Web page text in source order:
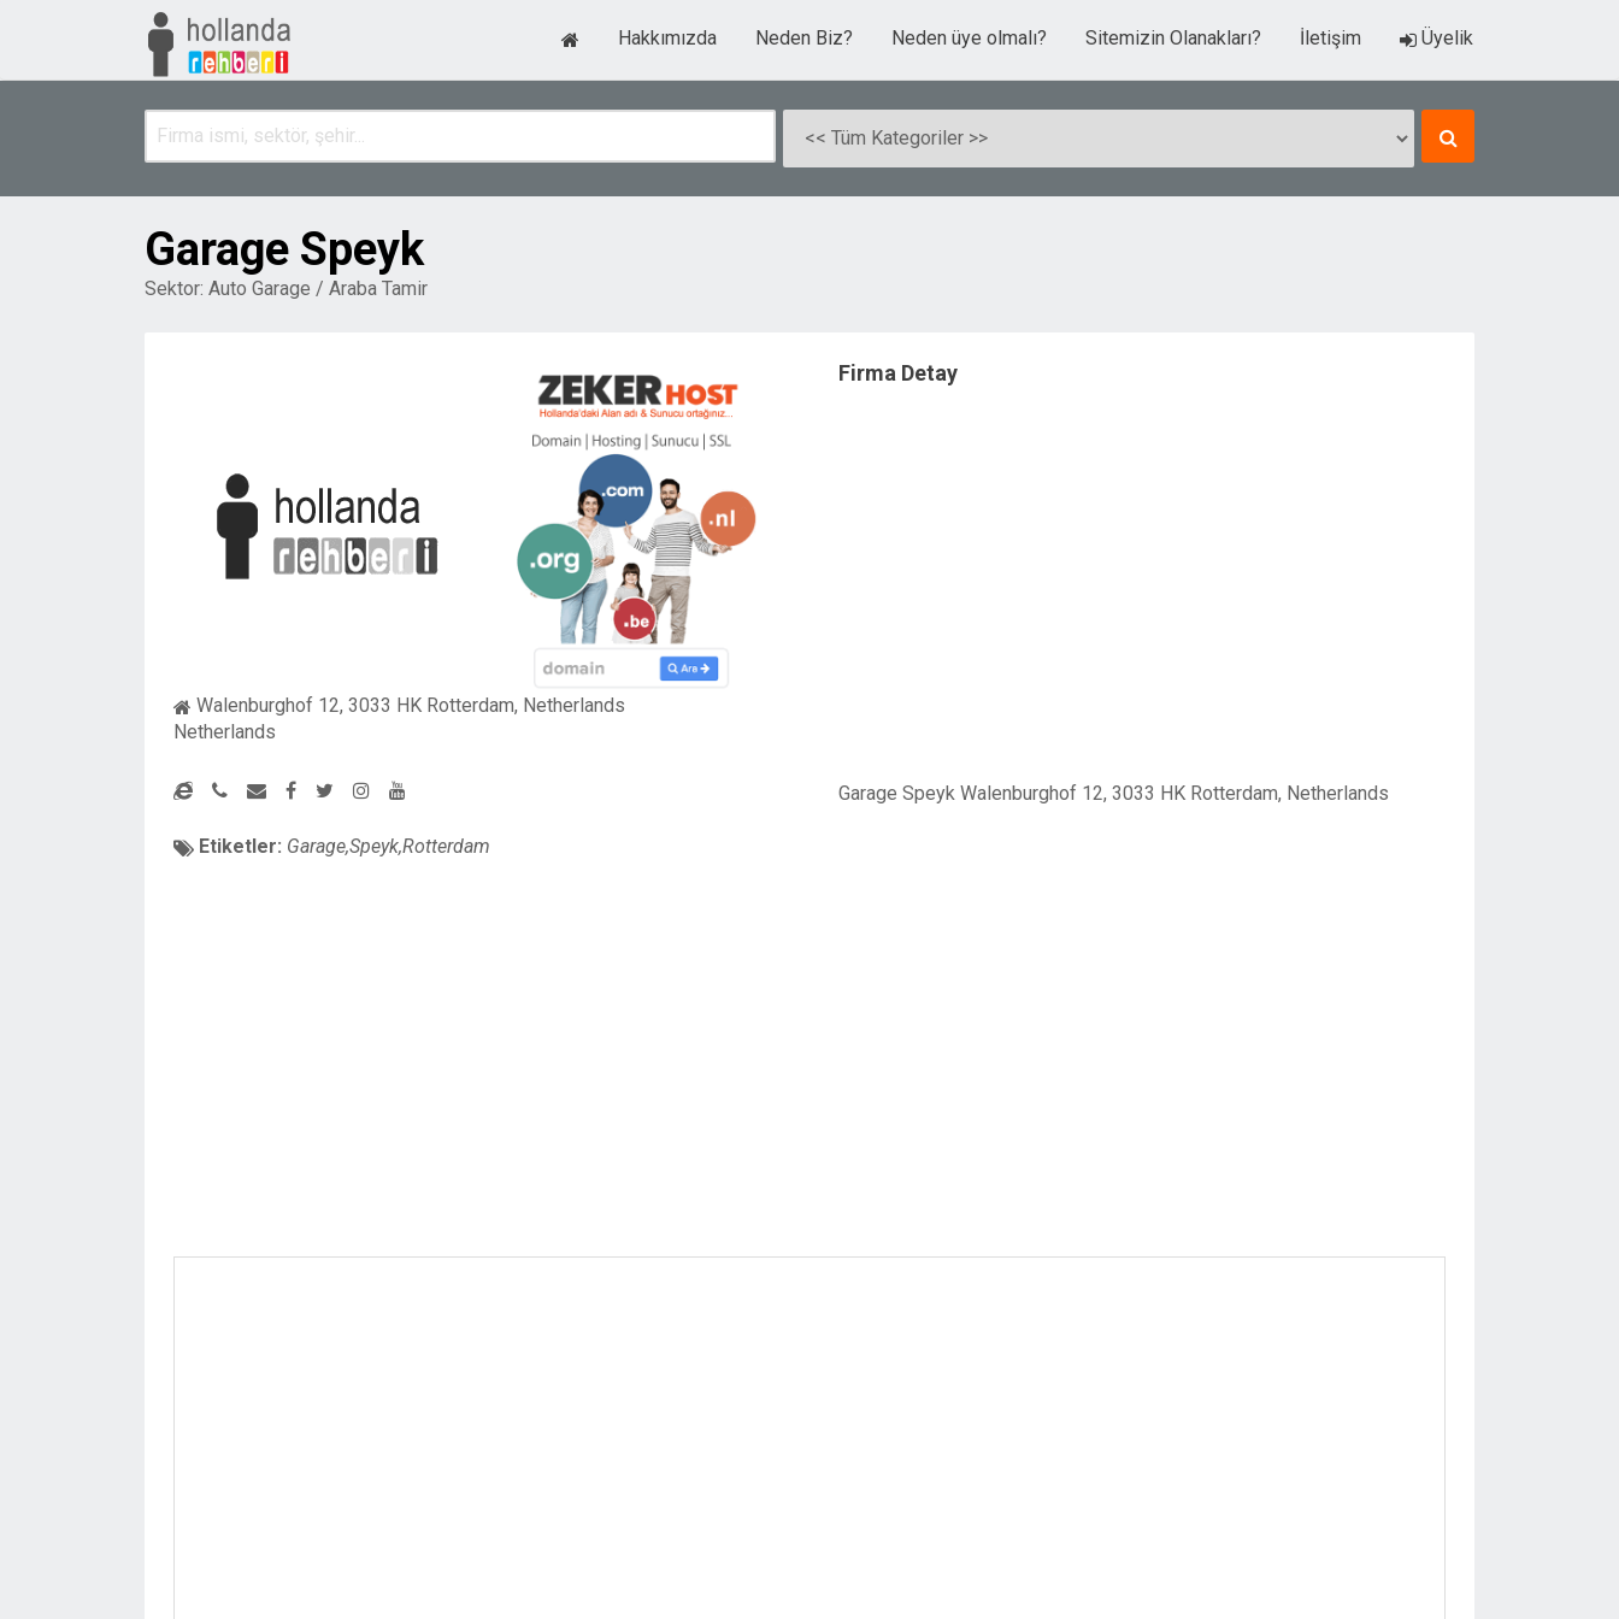
Hakkımızda Neden Biz? Neden üye olmalı? Sitemizin Olanakları? İletişim Üyelik
Garage Speyk
Sektor: Auto Garage / Araba Tamir
Walenburghof 12, 3033 HK Rotterdam, Netherlands
Netherlands
Etiketler: Garage,Speyk,Rotterdam
Firma Detay
Garage Speyk Walenburghof 12, 3033 HK Rotterdam, Netherlands